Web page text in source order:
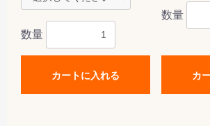
数量
カートに入れる
数量
カ